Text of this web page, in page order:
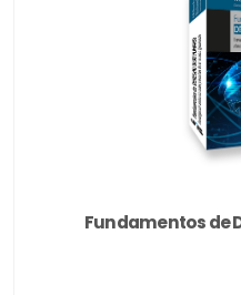
Fundamentos de